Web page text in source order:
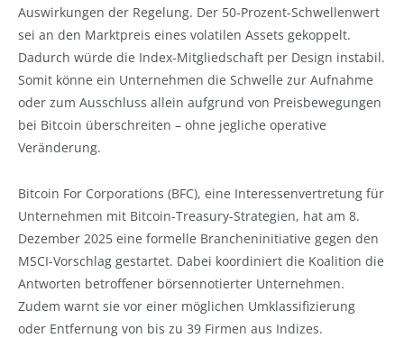
Auswirkungen der Regelung. Der 50-Prozent-Schwellenwert
sei an den Marktpreis eines volatilen Assets gekoppelt.
Dadurch würde die Index-Mitgliedschaft per Design instabil.
Somit könne ein Unternehmen die Schwelle zur Aufnahme
oder zum Ausschluss allein aufgrund von Preisbewegungen
bei Bitcoin überschreiten – ohne jegliche operative
Veränderung.
Bitcoin For Corporations (BFC), eine Interessenvertretung für
Unternehmen mit Bitcoin-Treasury-Strategien, hat am 8.
Dezember 2025 eine formelle Brancheninitiative gegen den
MSCI-Vorschlag gestartet. Dabei koordiniert die Koalition die
Antworten betroffener börsennotierter Unternehmen.
Zudem warnt sie vor einer möglichen Umklassifizierung
oder Entfernung von bis zu 39 Firmen aus Indizes.